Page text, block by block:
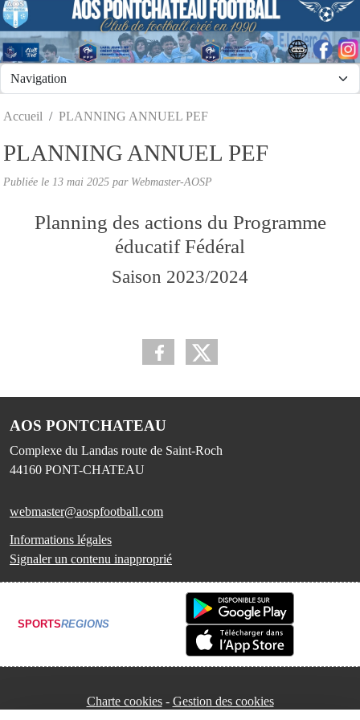
Accueil PLANNING ANNUEL PEF
PLANNING ANNUEL PEF
Publiée le 13 mai 2025 par Webmaster-AOSP
Planning des actions du Programme
éducatif Fédéral
Saison 2023/2024
AOS PONTCHATEAU
Complexe du Landas route de Saint-Roch
44160 PONT-CHATEAU
webmaster@aospfootball.com
Informations légales
Signaler un contenu inapproprié
SPORTSREGIONS
Charte cookies Gestion des cookies
Panneau de gestion des cookies